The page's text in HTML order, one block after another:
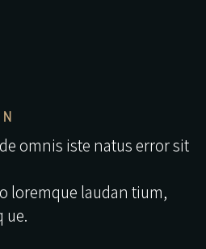
omnis iste natus error sit
loremque laudan tium,
ue.